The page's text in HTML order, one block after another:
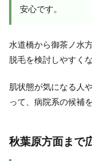
安心です。
水道橋から御茶ノ水
脱毛を検討しやすくな
肌状態が気になる人
って、病院系の候補
秋葉原方面まで